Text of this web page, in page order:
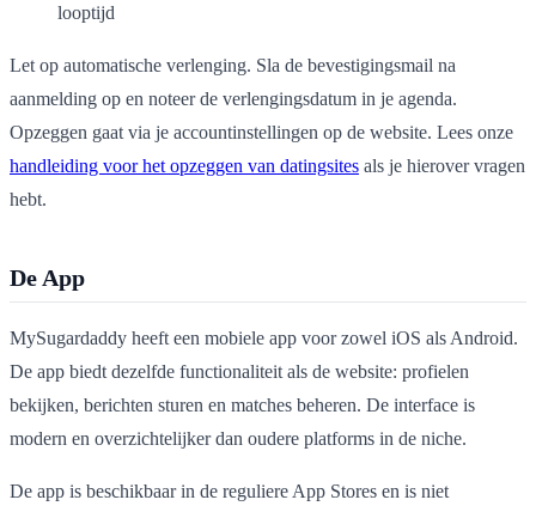
looptijd
Let op automatische verlenging. Sla de bevestigingsmail na
aanmelding op en noteer de verlengingsdatum in je agenda.
Opzeggen gaat via je accountinstellingen op de website. Lees onze
handleiding voor het opzeggen van datingsites als je hierover vragen
hebt.
De App
MySugardaddy heeft een mobiele app voor zowel iOS als Android.
De app biedt dezelfde functionaliteit als de website: profielen
bekijken, berichten sturen en matches beheren. De interface is
modern en overzichtelijker dan oudere platforms in de niche.
De app is beschikbaar in de reguliere App Stores en is niet